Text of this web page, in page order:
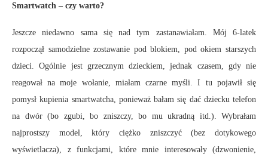
Smartwatch – czy warto?
Jeszcze niedawno sama się nad tym zastanawiałam. Mój 6-latek
rozpoczął samodzielne zostawanie pod blokiem, pod okiem starszych
dzieci. Ogólnie jest grzecznym dzieckiem, jednak czasem, gdy nie
reagował na moje wołanie, miałam czarne myśli. I tu pojawił się
pomysł kupienia smartwatcha, ponieważ bałam się dać dziecku telefon
na dwór (bo zgubi, bo zniszczy, bo mu ukradną itd.). Wybrałam
najprostszy model, który ciężko zniszczyć (bez dotykowego
wyświetlacza), z funkcjami, które mnie interesowały (dzwonienie,